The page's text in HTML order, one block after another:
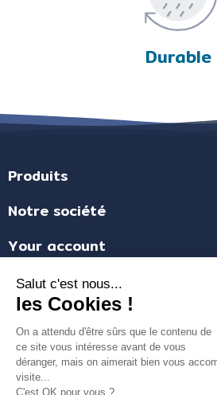
Durable
Produits
Notre société
Your account
Store information
Merchant approved by Guaranteed
attestation.